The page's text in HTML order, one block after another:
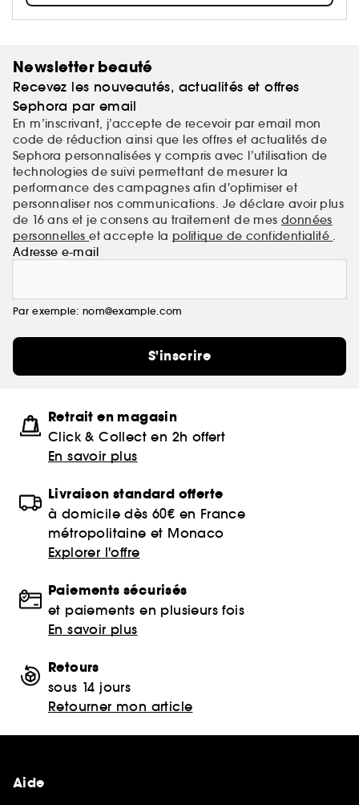
Newsletter beauté
Recevez les nouveautés, actualités et offres
Sephora par email
En m’inscrivant, j’accepte de recevoir par email mon
code de réduction ainsi que les offres et actualités de
Sephora personnalisées y compris avec l’utilisation de
technologies de suivi permettant de mesurer la
performance des campagnes afin d'optimiser et
personnaliser nos communications. Je déclare avoir plus
de 16 ans et je consens au traitement de mes données
personnelleset accepte la politique de confidentialité .
Adresse e-mail
Par exemple: nom@example.com
S'inscrire
Retrait en magasin
Click & Collect en 2h offert
En savoir plus
Livraison standard offerte
à domicile dès 60€ en France
métropolitaine et Monaco
Explorer l'offre
Paiements sécurisés
et paiements en plusieurs fois
En savoir plus
Retours
sous 14 jours
Retourner mon article
Aide